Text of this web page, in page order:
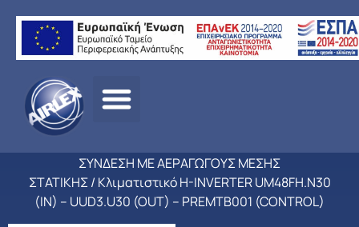
σελίδα/ΠΡΟΪΟΝΤΑ
ΣΥΝΔΕΣΗ ΜΕ ΑΕΡΑΓΩΓΟΥΣ ΜΕΣΗΣ
ΣΤΑΤΙΚΗΣ/ Κλιματιστικό H-INVERTER UM48FH.N30
(IN) – UUD3.U30 (OUT) – PREMTB001 (CONTROL)